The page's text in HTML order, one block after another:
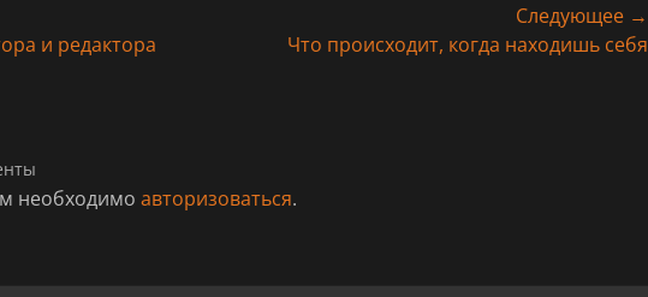
и редактора
Следующее →
Что происходит, когда находишь себя
необходимо авторизоваться.